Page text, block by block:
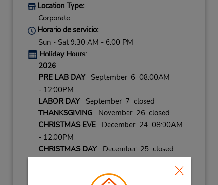
Location Type:
Corporate
Horario de servicio:
Sun - Sat 9:30 AM - 6:00 PM
Holiday Hours:
2026
PRE LAB DAYSeptember 6 08:00AM
- 12:00PM
LABOR DAYSeptember 7 closed
THANKSGIVINGNovember 26 closed
CHRISTMAS EVEDecember 24 08:00AM
- 12:00PM
CHRISTMAS DAYDecember 25 closed
NEW YEARS EVEDecember 31 08:00AM